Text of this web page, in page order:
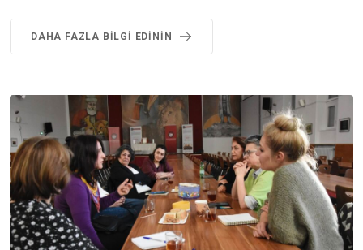
DAHA FAZLA BILGI EDININ